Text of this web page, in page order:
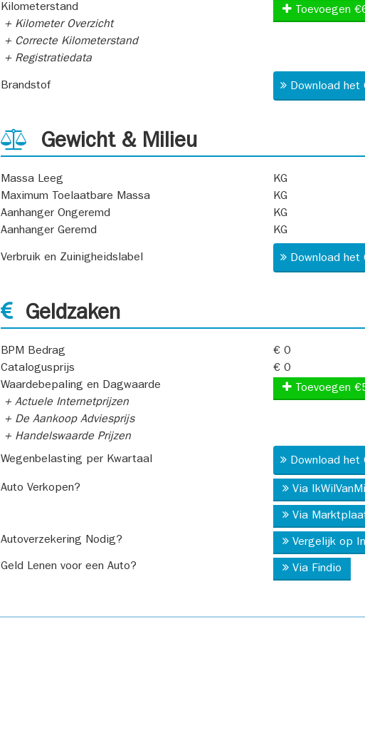
Kilometerstand
+ Kilometer Overzicht
+ Correcte Kilometerstand
+ Registratiedata
Toevoegen
Brandstof Download
Gewicht & Milieu
Massa Leeg
KG
Maximum Toelaatbare Massa
KG
Aanhanger Ongeremd
KG
Aanhanger Geremd
KG
Verbruik en Zuinigheidslabel Download
Geldzaken
BPM Bedrag
€ 0
Catalogusprijs
€ 0
Waardebepaling en Dagwaarde
+ Actuele Internetprijzen
+ De Aankoop Adviesprijs
+ Handelswaarde Prijzen
Toevoegen
Wegenbelasting per Kwartaal Download
Auto Verkopen? Via
Via
Autoverzekering Nodig? Vergelijk op
Geld Lenen voor een Auto? Via Findio